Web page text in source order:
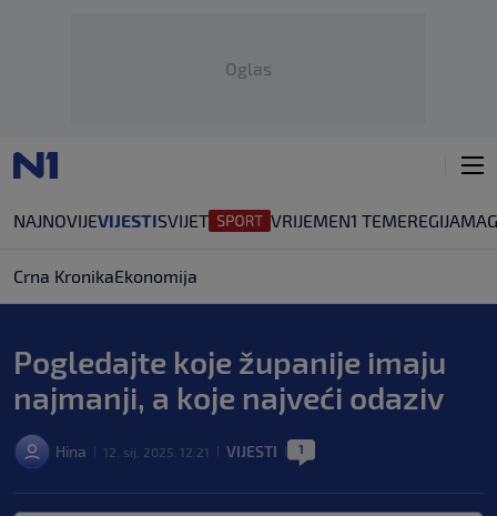
Oglas
NAJNOVIJEVIJESTISVIJET VRIJEMEN1 TEMEREGIJA
Crna KronikaEkonomija
Pogledajte koje županije imaju
najmanji, a koje najveći odaziv
Hina 12. sij. 2025. 12:21 VIJESTI 1